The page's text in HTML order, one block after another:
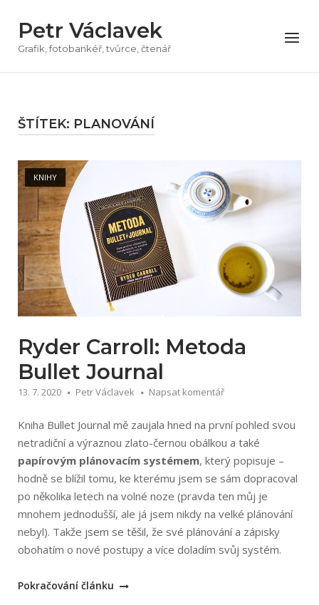
obsah
Petr Václavek
Grafik, fotobankéř, tvůrce, čtenář
Menu
ŠTÍTEK: PLANOVÁNÍ
KNIHY
Open post
Ryder Carroll: Metoda
Bullet Journal
13. 7. 2020 Petr Václavek Napsat komentář
Kniha Bullet Journal mě zaujala hned na první pohled svou
netradiční a výraznou zlato-černou obálkou a také
papírovým plánovacím systémem, který popisuje –
hodně se blížil tomu, ke kterému jsem se sám dopracoval
po několika letech na volné noze (pravda ten můj je
mnohem jednodušší, ale já jsem nikdy na velké plánování
nebyl). Takže jsem se těšil, že své plánování a zápisky
obohatím o nové postupy a více doladím svůj systém.
„Ryder
Pokračování článku